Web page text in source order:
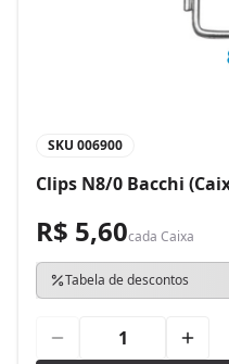
SKU 006900
Clips N8/0 Bacchi
R$ 5,60cada Caixa
Tabela de descontos